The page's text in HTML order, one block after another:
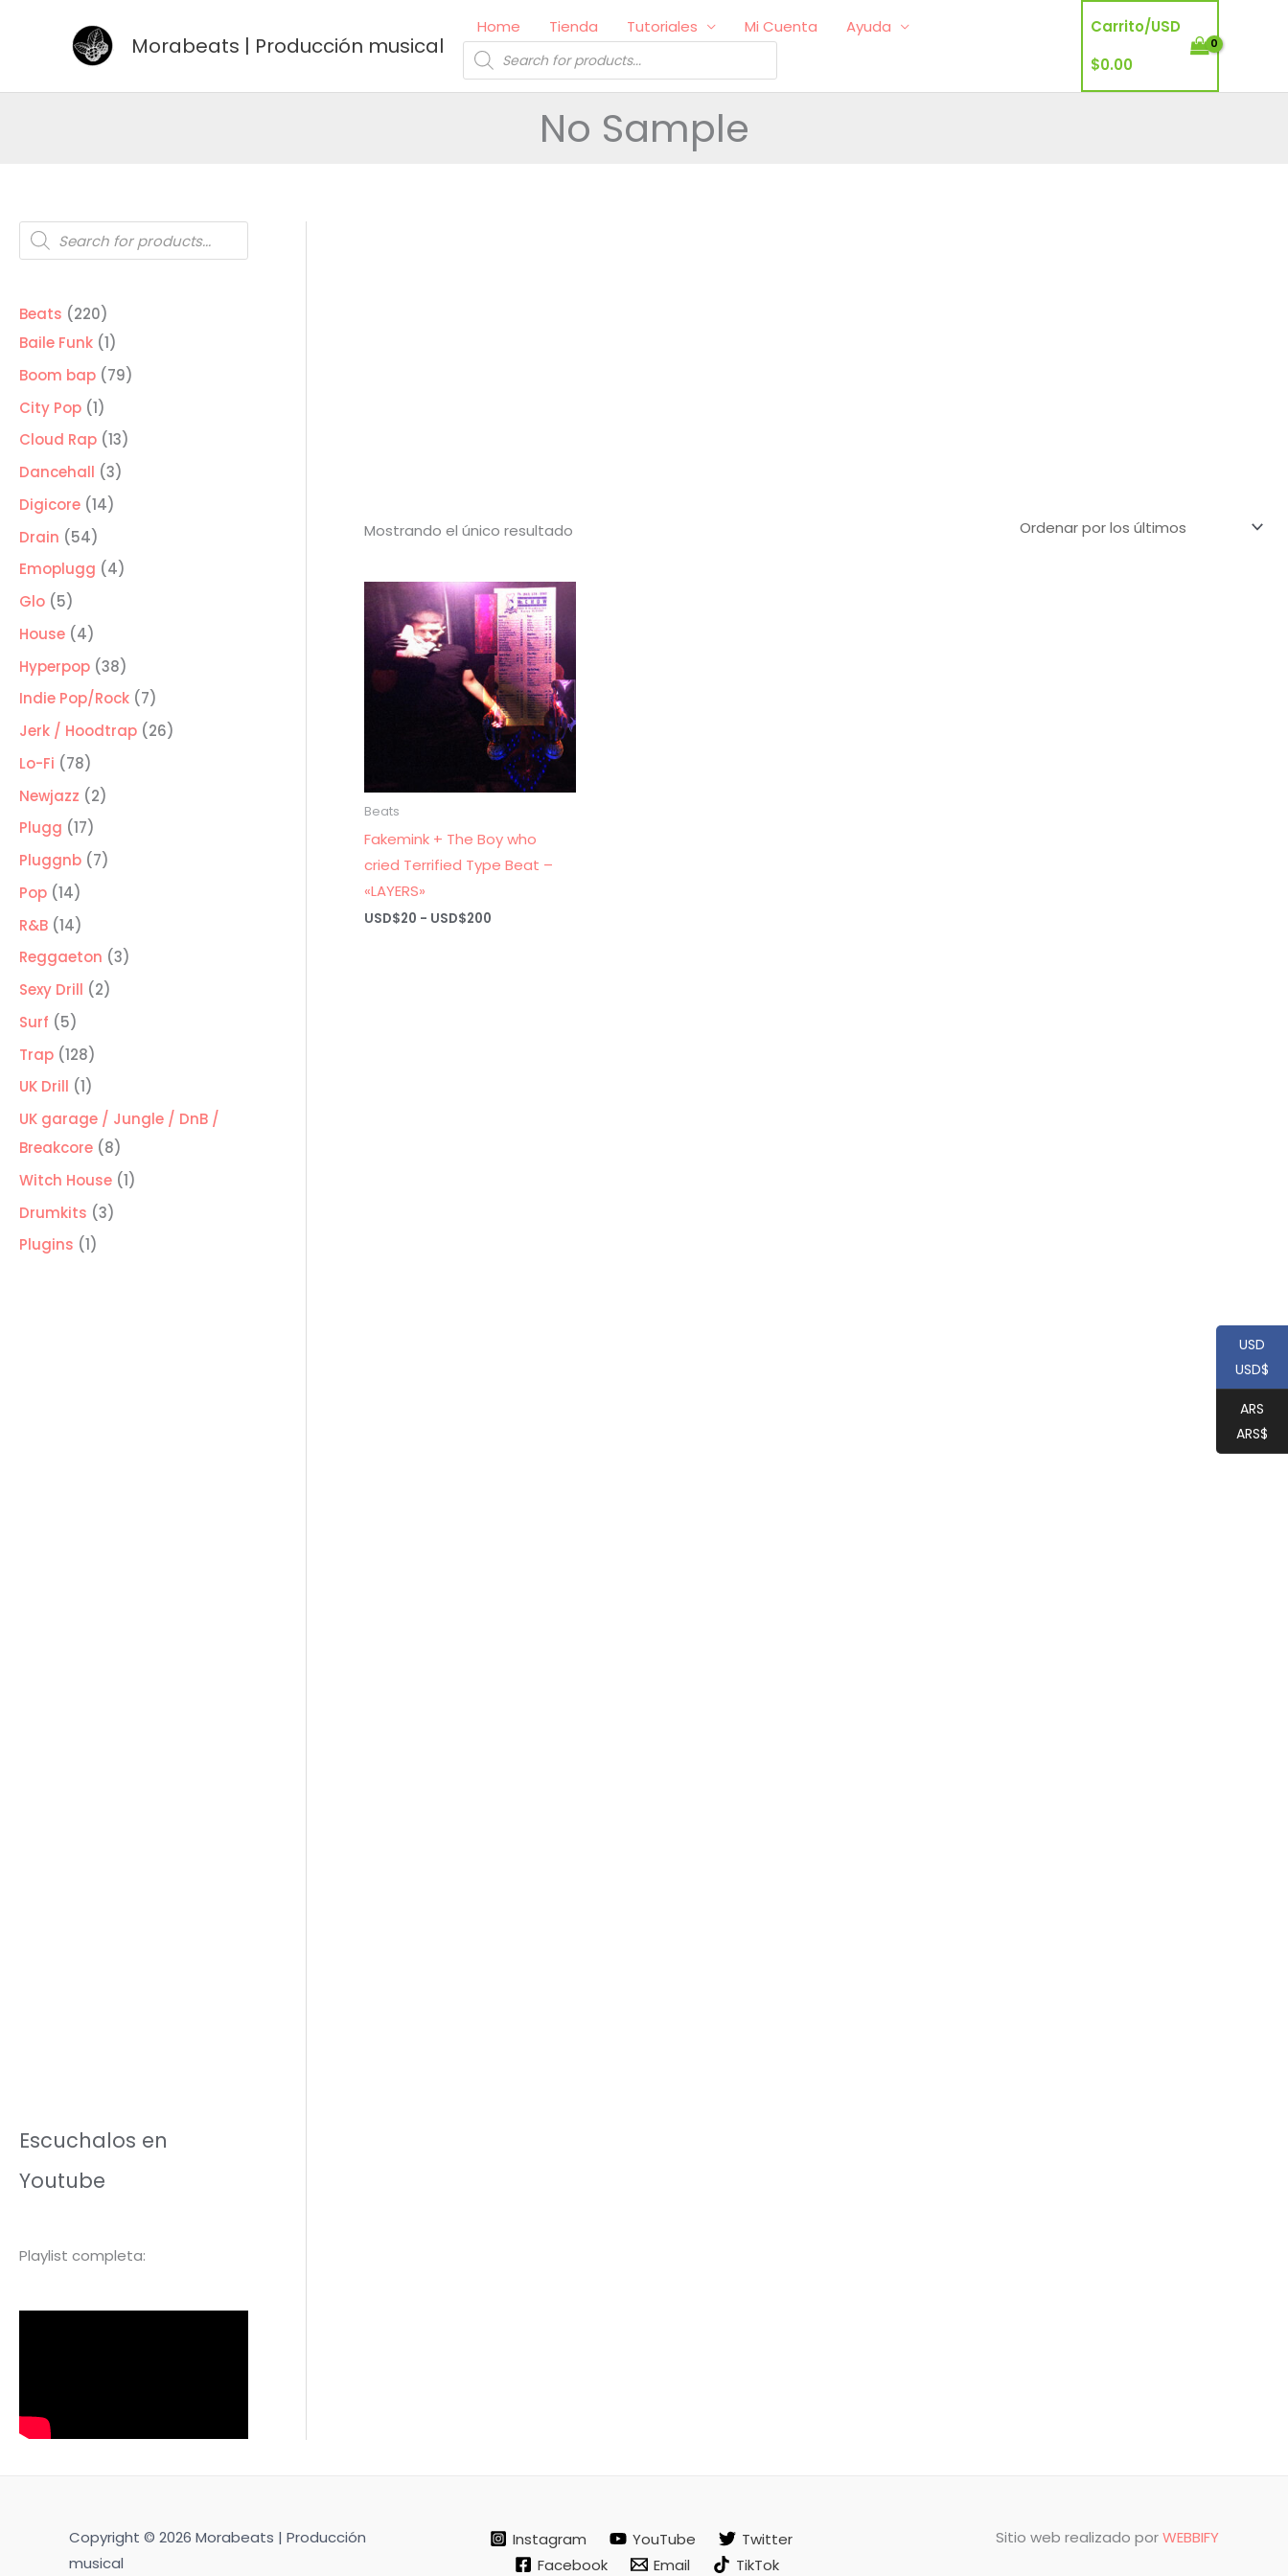
Morabeats | Producción musical
Home Tienda Tutoriales Mi Cuenta
Ayuda
Búsqueda
de
productos
Carrito/USD
$0.00
No Sample
Búsqueda
de
productos
Beats 220220
productos
Baile Funk 11
producto
Boom bap 7979
City Pop 11
producto
Cloud Rap 1313
Dancehall 33
Digicore 1414
Drain 5454
productos
Emoplugg 44
Glo 55
productos
House 44
productos
Hyperpop 3838
productos
Indie Pop/Rock 77
productos
Jerk / Hoodtrap 2626
Lo-Fi 7878
productos
Newjazz 22
Plugg 1717
productos
Pluggnb 77
Pop 1414
productos
R&B 1414
productos
Reggaeton 33
Sexy Drill 22
Surf 55
productos
Trap 128128
productos
UK Drill 11
producto
UK garage / Jungle / DnB /
Breakcore
88
productos
Witch House 11
Drumkits 33
Plugins 11
Escuchalos en
Youtube
Playlist completa:
Mostrando el único resultado
Beats
Fakemink + The Boy who
cried Terrified Type Beat –
«LAYERS»
USD$20 - USD$200Rango
Copyright © 2026 Morabeats | Producción
musical
Instagram YouTube
Twitter
Facebook
Email TikTok
Sitio web realizado porWEBBIFY
USD
USD$
ARS
ARS$